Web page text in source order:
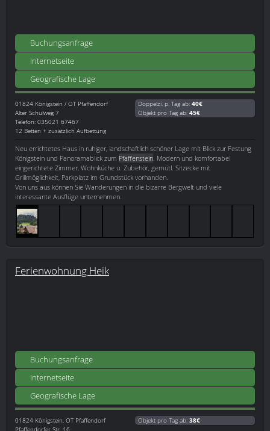
Buchungsanfrage
Internetseite
Geografische Lage
01824 Königstein / OT Pfaffendorf
Alter Schulweg 7
Telefon: 035021 67467
12 Betten + zusätzlich Aufbettung
Doppelzi. p. Tag ab: 40€
Objekt pro Tag ab: 45€
Neu errichtetes Haus in ruhiger, landschaftlich schöner Lage mit Blick zur Festung
Königstein und Panoramablick zum Pfaffenstein . Modern und komfortabel
eingerichtete Zimmer, Wohnküche u. Zubehör, gemütl. Sitzecke mit
Grillmöglichkeit, Parkplatz im Grundstück vorhanden.
Von uns aus können Sie Wanderungen in die bizarre Bergwelt und viele
interessante Ausflüge unternehmen.
Ferienwohnung Heik
Buchungsanfrage
Internetseite
Geografische Lage
01824 Königstein, OT Pfaffendorf
Pfaffendorfer Str. 16
Objekt pro Tag ab: 38€